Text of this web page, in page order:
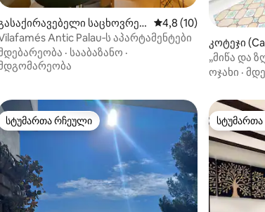
5‑დან 4,74, 175 მიმოხილვა
საცხოვრებ
(ვილაფამესი)
საშუალო შეფასებაა
4,8 (10)
Antic Palau‑ს აპარტამენტები
· სააბაზანო ·
კოტეჯი
„მიწა და
ოჯახი ·
სტუმართა რჩეული
სტუმართა რჩეული